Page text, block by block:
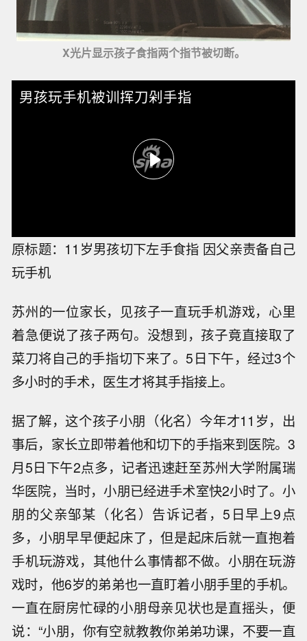
X光片显示孩子食指两个指节被切断。
男孩玩手机被训挥刀剁手指
原标题：11岁男孩切下左手食指 因父亲责备自己
玩手机
苏州的一位家长，见孩子一直玩手机游戏，心里
着急便说了孩子两句。没想到，孩子竟直接取了
菜刀将自己的手指切下来了。5日下午，经过3个
多小时的手术，医生才将其手指接上。
据了解，这个孩子小朋（化名）今年才11岁，出
事后，家长立即带着他和切下的手指来到医院。3
月5日下午2点多，记者迅速赶至苏州大学附属瑞
华医院，当时，小朋已经进手术室快2小时了。小
朋的父亲邹某（化名）告诉记者，5日早上9点
多，小朋早早便起床了，但是起床后就一直抱着
手机玩游戏，其他什么事情都不做。小朋在玩游
戏时，他6岁的弟弟也一直盯着小朋手里的手机。
一直在厨房忙碌的小朋母亲见状也是直摇头，便
说：“小朋，你有空就教教你弟弟功课，不要一直